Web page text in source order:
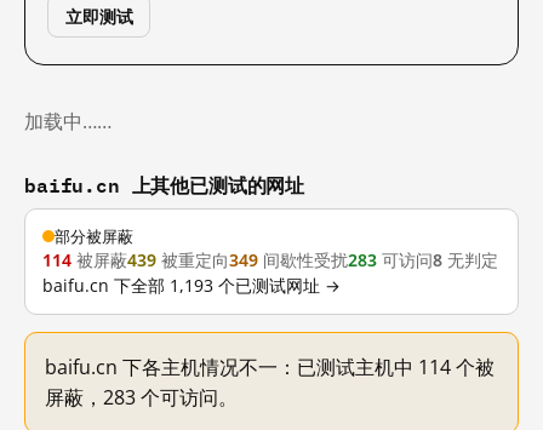
立即测试
加载中……
baifu.cn 上其他已测试的网址
部分被屏蔽
114 被屏蔽439 被重定向349 间歇性受扰283 可访问8 无判定
baifu.cn 下全部 1,193 个已测试网址 →
baifu.cn 下各主机情况不一：已测试主机中 114 个被
屏蔽，283 个可访问。